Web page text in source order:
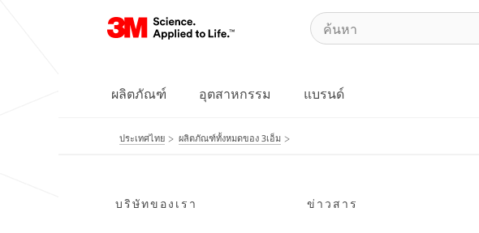
ผลิตภัณฑ์ อุตสาหกรรม แบรนด์
ประเทศไทย ผลิตภัณฑ์ทั้งหมดของ 3เอ็ม
บริษัทของเรา ข่าวสาร